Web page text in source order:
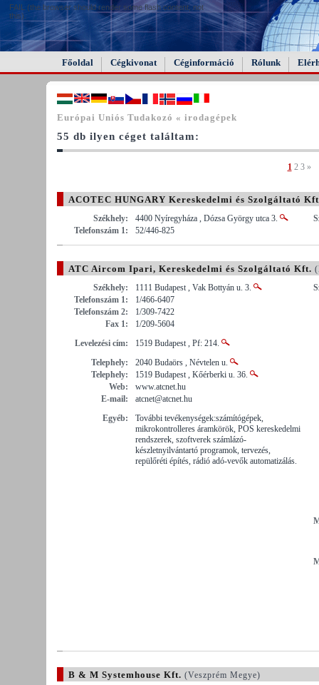
FAIL (the browser should render some flash content, not
this).
Főoldal Cégkivonat Céginformáció Rólunk
Európai Uniós Tudakozó « irodagépek
55 db ilyen céget találtam:
1 2 3 »
ACOTEC HUNGARY Kereskedelmi és Szolgáltató
Székhely:
4400 Nyíregyháza , Dózsa György utca 3.
Telefonszám 1:
52/446-825
ATC Aircom Ipari, Kereskedelmi és Szolgáltató Kft.
Székhely:
1111 Budapest , Vak Bottyán u. 3.
Telefonszám 1:
1/466-6407
Telefonszám 2:
1/309-7422
Fax 1:
1/209-5604
Levelezési cím:
1519 Budapest , Pf: 214.
Telephely:
2040 Budaörs , Névtelen u.
Telephely:
1519 Budapest , Kőérberki u. 36.
Web:
www.atcnet.hu
E-mail:
atcnet@atcnet.hu
Egyéb:
További tevékenységek:számítógépek,
mikrokontrolleres áramkörök, POS kereskedelmi
rendszerek, szoftverek számlázó-
készletnyilvántartó programok, tervezés,
repülőréti építés, rádió adó-vevők automatizálás.
B & M Systemhouse Kft. (Veszprém Megye)